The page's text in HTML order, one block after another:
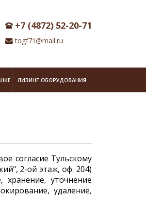
+7 (4872) 52-20-71
togf71@mail.ru
ЛИЗИНГ ОБОРУДОВАНИЯ
согласие Тульскому
2-ой этаж, оф. 204)
уточнение
удаление,